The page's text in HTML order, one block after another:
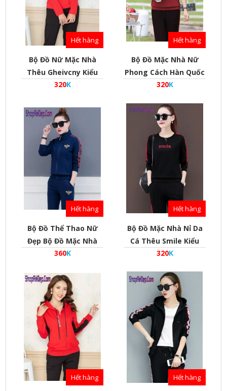
Hết hàng
Bộ Đồ Nữ Mặc Nhà
Thêu Gheivcny Kiểu
Dáng Thể Thao Phong
Cá - Mã Bd010009
320K
Hết hàng
Bộ Đồ Mặc Nhà Nữ
Phong Cách Hàn Quốc
Cho Người Trung Tuổi
320K
Hết hàng
Bộ Đồ Thể Thao Nữ
Đẹp Bộ Đồ Mặc Nhà
Phong Cách Hàn Quốc
360K
Hết hàng
Bộ Đồ Mặc Nhà Nỉ Da
Cá Thêu Smile Kiểu
Dáng Thể Thao Phong
Bd010009
320K
Hết hàng Hết hàng